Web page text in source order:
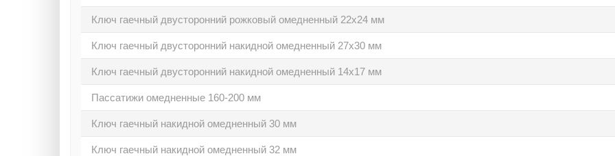
Ключ гаечный двусторонний рожковый омедненный 22х24 мм
Ключ гаечный двусторонний накидной омедненный 27х30 мм
Ключ гаечный двусторонний накидной омедненный 14х17 мм
Пассатижи омедненные 160-200 мм
Ключ гаечный накидной омедненный 30 мм
Ключ гаечный накидной омедненный 32 мм